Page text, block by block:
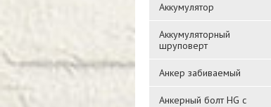
Аккумулятор
Аккумуляторный
шруповерт
Анкер забиваемый
Анкерный болт HG с